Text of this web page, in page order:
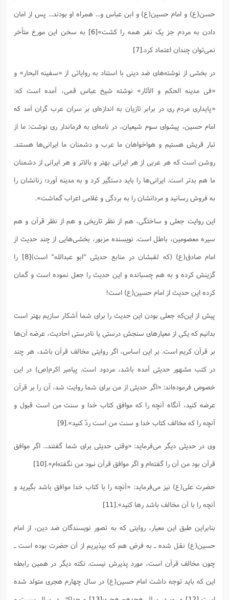
حسن(ع) و امام حسین(ع) و ابن عباس و... همراه او بودند... پس از امان
دادن به مردم جز یک نفر همه را کشت»[6]
به سخن این مورخ متأخر
نمی‌توان چندان اعتماد کرد.[7]
در بخشی از نوشته‌های ضد دینی با استناد به روایاتی از «سفینه البحار» و
«فی مدینه الحکم و الآثار» نوشته شیخ عباس قمی، آمده است که:
«پایداری مردم ری در برابر تازیان به اندازه‌ای بر سران عرب گران آمد که
امام حسین، پیشوای سوم شیعیان، در نامه‌ای به فرماندار ری نوشت: ما از
تبار قریش هستیم و هواخواهان ما عرب و دشمنان ما ایرانی‌ها هستند.
روشن است که هر عربی از هر ایرانی بهتر و بالاتر و هر ایرانی از دشمنان
ما هم بدتر است. ایرانی‌ها را باید دستگیر کرد و به مدینه آورد؛ زنانشان را
به فروش رسانید و مردانشان را به بردگی و غلامی اعراب گماشت».
این روایت جعلی و ساختگی، هم از نظر تاریخی و هم از نظر قرآن و هم
سیره معصومین، باطل است. نویسنده مزبور، بخشی‌هایی از چند حدیث از
امام صادق(ع) (که لقبشان در منابع حدیثی "ابو عبدالله" است)[8]
را
گزینش کرده و به هم چسبانده و این حدیث را جعل نموده است و گمان
کرده این حدیث از امام حسین(ع) است!
پیش از این‌که جعلی بودن این حدیث را برای شما آشکار سازیم بهتر است
بدانیم که یکی از معیارهای سنجش درستی یا نادرستی احادیث، عرضه آن‌ها
بر قرآن کریم است. بر این اساس، اگر روایتی مخالف قرآن باشد، هر چند
در کتب مشهور حدیثی آمده باشد، مردود است. پیامبر اکرم(ص) در این
خصوص فرموده‌اند: «اگر حدیثى از من براى شما روایت شد، آن را بر قرآن
عرضه کنید، آنگاه آنچه را که موافق کتاب خدا و سنت من است قبول و
آنچه را که مخالف کتاب خدا و سنت من است ردّ کنید».‌[9]
وی در حدیثی دیگر می‌فرماید: «وقتی حدیثی برای شما گفتند... اگر موافق
قرآن بود من آن را گفته‌ام و اگر موافق قرآن نبود من نگفته‌ام‌».[10]
حضرت علی(ع) نیز می‌فرماید: «آنچه را با کتاب خدا موافق باشد بگیرید و
آنچه را با آن مخالف باشد رها کنید».[11]
بنابراین طبق این معیار، روایتی که به تصور نویسندگان ضد دین، از امام
حسین(ع) نقل شده ـ به فرض هم که بپذیریم از آن حضرت بوده است ـ
چون مخالف قرآن است، مورد پذیرش نیست. نکته دیگر در همین رابطه
این که باید توجه داشت امام حسین(ع) در سال چهارم هجری متولد شده